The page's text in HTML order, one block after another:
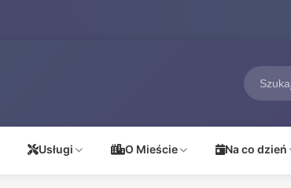
Usługi O Mieście Na co dzień